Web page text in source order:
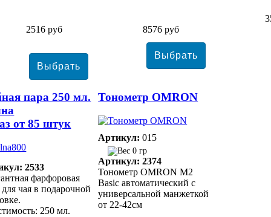
2516 руб 8576 руб
пара 250 мл.
от 85 штук
2533
фарфоровая
для чая в подарочной
250 мл.
Тонометр ОMRON
Артикул: 015
0 гр
Артикул: 2374
Тонометр ОMRON M2
Basic автоматический с
универсальной манжеткой
от 22-42см